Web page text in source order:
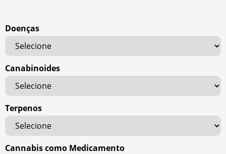
Doenças
Canabinoides
Terpenos
Cannabis como Medicamento